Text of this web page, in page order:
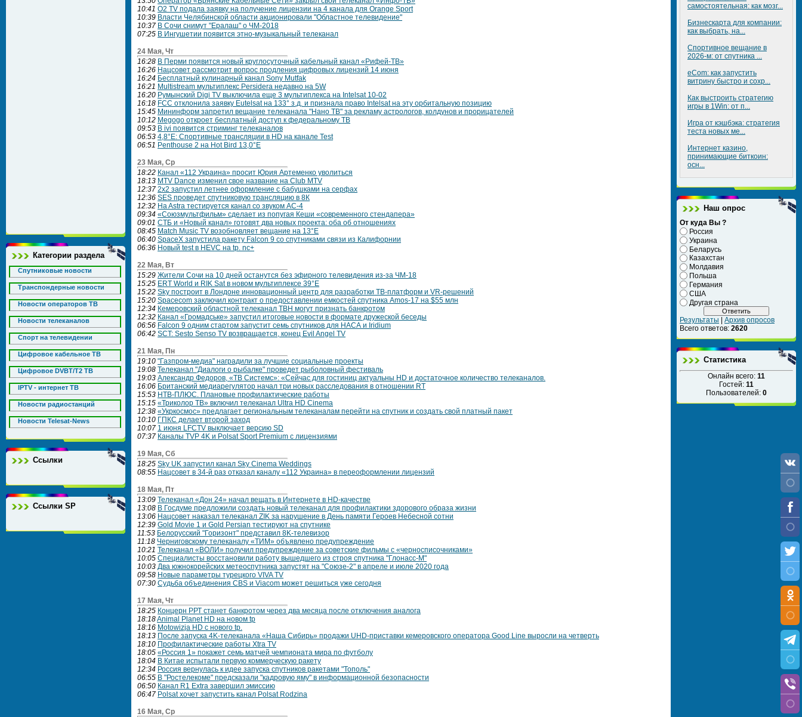
Категории раздела
Спутниковые новости
Транспондерные новости
Новости операторов ТВ
Новости телеканалов
Спорт на телевидении
Цифровое кабельное ТВ
Цифровое DVBT/T2 ТВ
IPTV - интернет ТВ
Новости радиостанций
Новости Telesat-News
Ссылки
Ссылки SP
10:41 O2 TV подала заявку на получение лицензии на 4 канала для Orange Sport
10:39 Власти Челябинской области акционировали "Областное телевидение"
10:37 В Сочи снимут "Ералаш" о ЧМ-2018
07:25 В Ингушетии появится этно-музыкальный телеканал
24 Мая, Чт
16:28 В Перми появится новый круглосуточный кабельный канал «Рифей-ТВ»
16:26 Нацсовет рассмотрит вопрос продления цифровых лицензий 14 июня
16:24 Бесплатный кулинарный канал Sony Mutfak
16:21 Multistream мультиплекс Persidera недавно на 5W
16:20 Румынский Digi TV выключила еще 3 мультиплекса на Intelsat 10-02
16:18 FCC отклонила заявку Eutelsat на 133° з.д. и признала право Intelsat на эту орбитальную позицию
15:45 Мининформ запретил вещание телеканала "Нано ТВ" за рекламу астрологов, колдунов и прорицателей
10:12 Megogo откроет бесплатный доступ к федеральному ТВ
09:53 В ivi появится стриминг телеканалов
06:53 4,8°E: Спортивные трансляции в HD на канале Test
06:51 Penthouse 2 на Hot Bird 13,0°E
23 Мая, Ср
18:22 Канал «112 Украина» просит Юрия Артеменко уволиться
18:13 MTV Dance изменил свое название на Club MTV
12:37 2х2 запустил летнее оформление с бабушками на серфах
12:36 SES проведет спутниковую трансляцию в 8К
12:32 Нa Astrа тестируется канал со звуком AC-4
09:34 «Союзмультфильм» сделает из попугая Кеши «современного стендапера»
09:01 СТБ и «Новый канал» готовят два новых проекта: оба об отношениях
08:45 Match Music TV возобновляет вещание на 13°E
06:40 SpaceX запустила ракету Falcon 9 со спутниками связи из Калифорнии
06:36 Новый test в HEVC на tp. nс+
22 Мая, Вт
15:29 Жители Сочи на 10 дней останутся без эфирного телевидения из-за ЧМ-18
15:25 ERT World и RIK Sat в новом мультиплексе 39°E
15:22 Sky построит в Лондоне инновационный центр для разработки ТВ-платформ и VR-решений
15:20 Spacecom заключил контракт о предоставлении емкостей спутника Amos-17 на $55 млн
12:34 Кемеровский областной телеканал ТВН могут признать банкротом
12:32 Канал «Громадське» запустил итоговые новости в формате дружеской беседы
06:56 Falcon 9 одним стартом запустит семь спутников для НАСА и Iridium
06:42 SCT: Sesto Senso TV возвращается, конец Evil Angel TV
21 Мая, Пн
19:10 "Газпром-медиа" наградили за лучшие социальные проекты
19:08 Телеканал "Диалоги о рыбалке" проведет рыболовный фестиваль
19:03 Александр Федоров, «ТВ Системс»: «Сейчас для гостиниц актуальны HD и достаточное количество телеканалов.
16:06 Британский медиарегулятор начал три новых расследования в отношении RT
15:53 НТВ‑ПЛЮС. Плановые профилактические работы
15:15 «Триколор ТВ» включил телеканал Ultra HD Cinema
12:38 «Укркосмос» предлагает региональным телеканалам перейти на спутник и создать свой платный пакет
10:10 ГПКС делает второй заход
10:07 1 июня LFCTV выключает версию SD
07:37 Каналы TVP 4K и Polsat Sport Premium с лицензиями
19 Мая, Сб
18:25 Sky UK запустил канал Sky Cinema Weddings
08:55 Нацсовет в 34-й раз отказал каналу «112 Украина» в переоформлении лицензий
18 Мая, Пт
13:09 Телеканал «Дон 24» начал вещать в Интернете в HD-качестве
13:08 В Госдуме предложили создать новый телеканал для профилактики здорового образа жизни
13:06 Нацсовет наказал телеканал ZIK за нарушение в День памяти Героев Небесной сотни
12:39 Gold Movie 1 и Gold Persian тестируют на спутнике
11:53 Белорусский "Горизонт" представил 8K-телевизор
11:18 Черниговскому телеканалу «ТИМ» объявлено предупреждение
10:21 Телеканал «ВОЛИ» получил предупреждение за советские фильмы с «черносписочниками»
10:05 Специалисты восстановили работу вышедшего из строя спутника "Глонасс-М"
10:03 Два южнокорейских метеоспутника запустят на "Союзе-2" в апреле и июле 2020 года
09:58 Новые параметры турецкого VIVA TV
07:30 Cудьба объединения CBS и Viacom может решиться уже сегодня
17 Мая, Чт
18:25 Концерн РРТ станет банкротом через два месяца после отключения аналога
18:18Animal Planet HD на новом tp
18:16 Motowizja HD с нового tp.
18:13 После запуска 4K-телеканала «Наша Сибирь» продажи UHD-приставки кемеровского оператора Good Line выросли на четверть
18:10 Профилактические работы Xtra TV
18:05 «Россия 1» покажет семь матчей чемпионата мира по футболу
18:04 В Китае испытали первую коммерческую ракету
12:34 Россия вернулась к идее запуска спутников ракетами "Тополь"
06:55 В "Ростелекоме" предсказали "кадровую яму" в информационной безопасности
06:50 Канал R1 Extra завершил эмиссию
06:47 Polsat хочет запустить канал Polsat Rodzina
16 Мая, Ср
самостоятельная: как мозг...
Бизнескарта для компании:
как выбрать, на...
Спортивное вещание в
2026-м: от спутника ...
eCom: как запустить
витрину быстро и сохр...
Как выстроить стратегию
игры в 1Win: от п...
Игра от кэшбэка: стратегия
теста новых ме...
Интернет казино,
принимающие биткоин:
осн...
Наш опрос
От куда Вы ?
Россия
Украина
Беларусь
Казахстан
Молдавия
Польша
Германия
США
Другая страна
Результаты
Архив опросов
Всего ответов: 2620
Статистика
Онлайн всего: 11
Гостей: 11
Пользователей: 0